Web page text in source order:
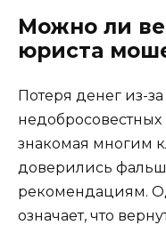
Можно ли
юриста
Потеря денег из-
знакомая многим
доверились
рекомендациям.
означает, что